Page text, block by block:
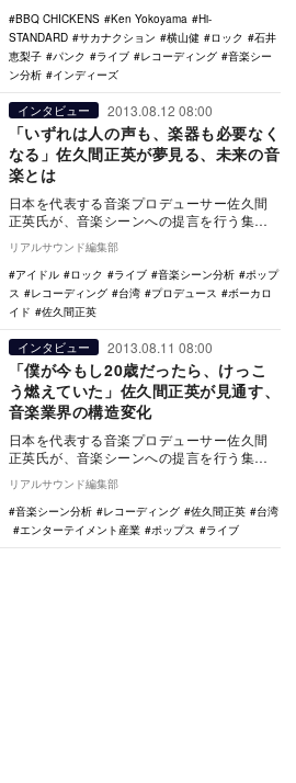
BBQ CHICKENS
Ken Yokoyama
Hi-
STANDARD
サカナクション 横山健 ロック
石井
恵梨子
パンク ライブ レコーディング
音楽シー
ン分析
インディーズ
インタビュー 2013.08.12 08:00
「いずれは人の声も、楽器も必要なく
なる」佐久間正英が夢見る、未来の音
楽とは
日本を代表する音楽プロデューサー佐久間
正英氏が、音楽シーンへの提言を行う集中
連載。最終回となる後編では、現在のアイ
ドルシーンから…
リアルサウンド編集部
アイドル
ロック ライブ 音楽シーン分析
ポップ
ス
レコーディング 台湾 プロデュース
ボーカロ
イド
佐久間正英
インタビュー 2013.08.11 08:00
「僕が今もし20歳だったら、けっこ
う燃えていた」佐久間正英が見通す、
音楽業界の構造変化
日本を代表する音楽プロデューサー佐久間
正英氏が、音楽シーンへの提言を行う集中
連載。ライブハウスをはじめとする音楽界
の問題点を指摘…
リアルサウンド編集部
音楽シーン分析
レコーディング 佐久間正英
台湾
エンターテイメント産業
ポップス ライブ